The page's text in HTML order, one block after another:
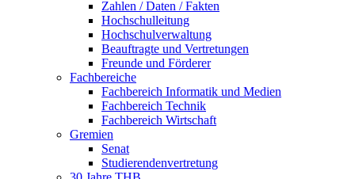
Zahlen / Daten / Fakten
Hochschulleitung
Hochschulverwaltung
Beauftragte und Vertretungen
Freunde und Förderer
Fachbereiche
Fachbereich Informatik und Medien
Fachbereich Technik
Fachbereich Wirtschaft
Gremien
Senat
Studierendenvertretung